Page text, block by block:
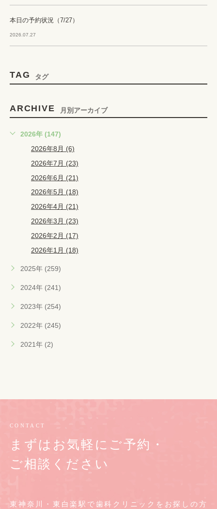
本日の予約状況（7/27）
2026.07.27
TAG タグ
ARCHIVE 月別アーカイブ
2026年 (147)
2026年8月 (6)
2026年7月 (23)
2026年6月 (21)
2026年5月 (18)
2026年4月 (21)
2026年3月 (23)
2026年2月 (17)
2026年1月 (18)
2025年 (259)
2024年 (241)
2023年 (254)
2022年 (245)
2021年 (2)
CONTACT
まずはお気軽にご予約・
ご相談ください
東神奈川・東白楽駅で歯科クリニックをお探しの方